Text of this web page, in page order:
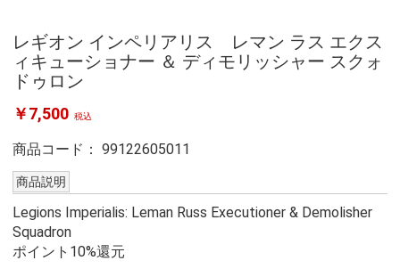
レギオン インペリアリス レマン ラス エクス
ィキューショナー ＆ ディモリッシャー スクォ
ドゥロン
￥7,500 税込
商品コード： 99122605011
商品説明
Legions Imperialis: Leman Russ Executioner & Demolisher
Squadron
ポイント10%還元